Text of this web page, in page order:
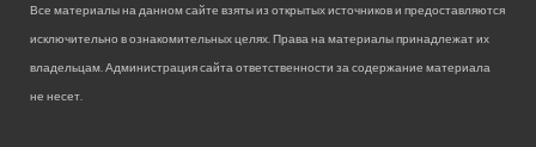
Все материалы на данном сайте взяты из открытых источников и предоставляются
исключительно в ознакомительных целях. Права на материалы принадлежат их
владельцам. Администрация сайта ответственности за содержание материала
не несет.